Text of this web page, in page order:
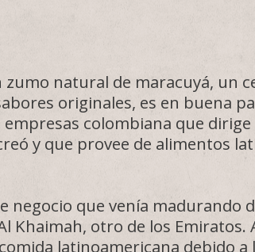
natural de maracuyá, un
originales, es en buena
colombiana que
y que provee de alimentos
negocio que venía madurando
Khaimah, otro de los Emiratos.
latinoamericana debido a